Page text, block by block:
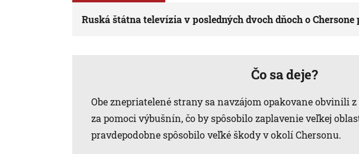
Ruská štátna televízia v posledných dvoch dňoch o
Čo sa deje?
Obe znepriatelené strany sa navzájom opakovane obvinili
za pomoci výbušnín, čo by spôsobilo zaplavenie veľkej
pravdepodobne spôsobilo veľké škody v okolí Chersonu.